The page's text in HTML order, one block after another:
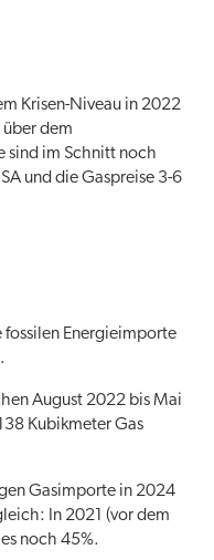
Krisen-Niveau in 2022
dem
sind im Schnitt noch
und die Gaspreise 3-6
Energieimporte
August 2022 bis Mai
Kubikmeter Gas
Gasimporte in 2024
In 2021 (vor dem
noch 45%.